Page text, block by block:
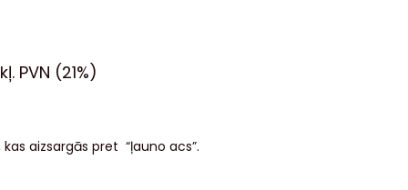
PVN (21%)
aizsargās pret “ļauno acs”.